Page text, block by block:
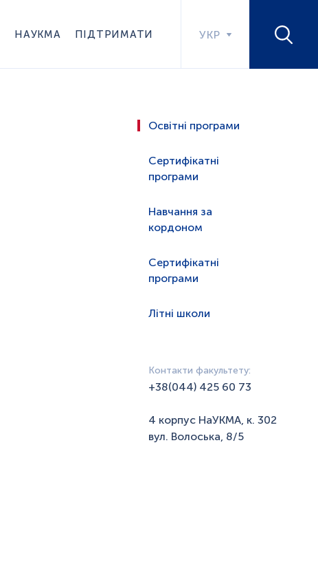
НАУКМА ПІДТРИМАТИ УКР
Освітні програми
Сертифікатні
програми
Навчання за
кордоном
Сертифікатні
програми
Літні школи
Контакти факультету:
+38(044) 425 60 73
4 корпус НаУКМА, к. 302
вул. Волоська, 8/5